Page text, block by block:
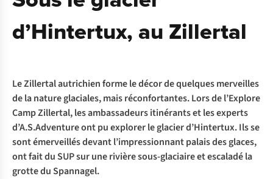
d’Hintertux, au Zillertal
Le Zillertal autrichien forme le décor de quelques merveilles
de la nature glaciales, mais réconfortantes. Lors de l’Explore
Camp Zillertal, les ambassadeurs itinérants et les experts
d’A.S.Adventure ont pu explorer le glacier d’Hintertux. Ils se
sont émerveillés devant l’impressionnant palais des glaces,
ont fait du SUP sur une rivière sous-glaciaire et escaladé la
grotte du Spannagel.